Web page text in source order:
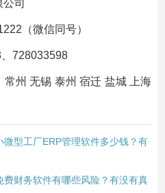
司
（微信同号）
728033598
州 无锡 泰州 宿迁 盐城 上海
微型工厂ERP管理软件多少钱？有
费财务软件有哪些风险？有没有真